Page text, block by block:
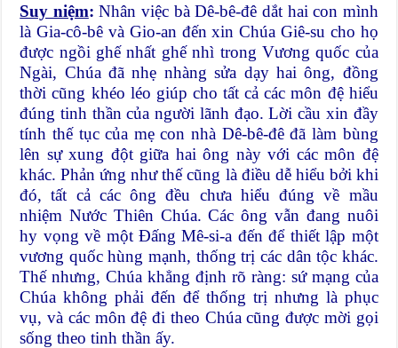
Suy niệm: Nhân việc bà Dê-bê-đê dắt hai con mình
là Gia-cô-bê và Gio-an đến xin Chúa Giê-su cho họ
được ngồi ghế nhất ghế nhì trong Vương quốc của
Ngài, Chúa đã nhẹ nhàng sửa dạy hai ông, đồng
thời cũng khéo léo giúp cho tất cả các môn đệ hiểu
đúng tinh thần của người lãnh đạo. Lời cầu xin đầy
tính thế tục của mẹ con nhà Dê-bê-đê đã làm bùng
lên sự xung đột giữa hai ông này với các môn đệ
khác. Phản ứng như thế cũng là điều dễ hiểu bởi khi
đó, tất cả các ông đều chưa hiểu đúng về mầu
nhiệm Nước Thiên Chúa. Các ông vẫn đang nuôi
hy vọng về một Đấng Mê-si-a đến để thiết lập một
vương quốc hùng mạnh, thống trị các dân tộc khác.
Thế nhưng, Chúa khẳng định rõ ràng: sứ mạng của
Chúa không phải đến để thống trị nhưng là phục
vụ, và các môn đệ đi theo Chúa cũng được mời gọi
sống theo tinh thần ấy.